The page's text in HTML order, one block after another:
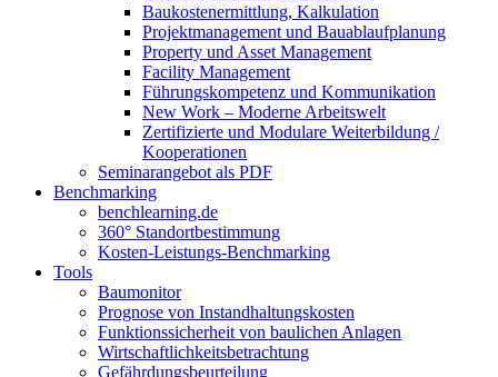
Baukostenermittlung, Kalkulation
Projektmanagement und Bauablaufplanung
Property und Asset Management
Facility Management
Führungskompetenz und Kommunikation
New Work – Moderne Arbeitswelt
Zertifizierte und Modulare Weiterbildung /
Kooperationen
Seminarangebot als PDF
Benchmarking
benchlearning.de
360° Standortbestimmung
Kosten-Leistungs-Benchmarking
Tools
Baumonitor
Prognose von Instandhaltungskosten
Funktionssicherheit von baulichen Anlagen
Wirtschaftlichkeitsbetrachtung
Gefährdungsbeurteilung